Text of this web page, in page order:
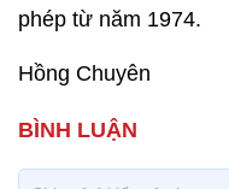
phép từ năm 1974.
Hồng Chuyên